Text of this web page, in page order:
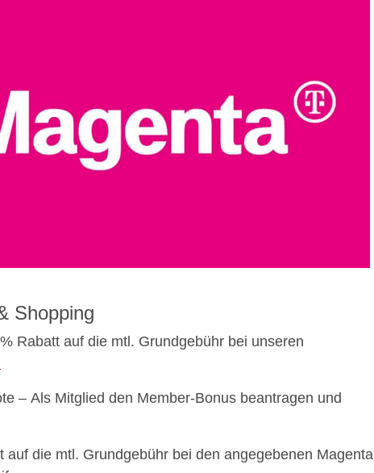
Shopping
Rabatt auf die mtl. Grundgebühr bei unseren
– Als Mitglied den Member-Bonus beantragen und
auf die mtl. Grundgebühr bei den angegebenen Magenta